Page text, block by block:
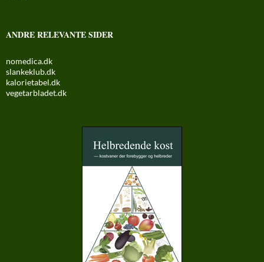
ANDRE RELEVANTE SIDER
nomedica.dk
slankeklub.dk
kalorietabel.dk
vegetarbladet.dk